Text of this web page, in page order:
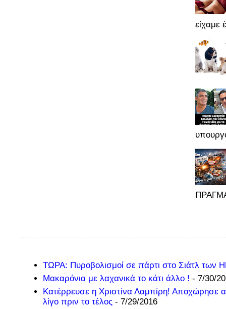
είχαμε
ΤΩΡΑ: Πυροβολισμοί σε πάρτι στο Σιάτλ των
Μακαρόνια με λαχανικά το κάτι άλλο ! - 7/30/
Κατέρρευσε η Χριστίνα Λαμπίρη! Αποχώρησε
λίγο πριν το τέλος - 7/29/2016